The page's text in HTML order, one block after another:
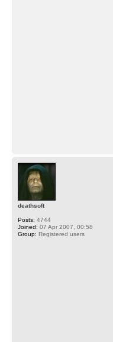
deathsoft
Posts: 4744
Joined: 07 Apr 2007, 00:58
Group: Registered users